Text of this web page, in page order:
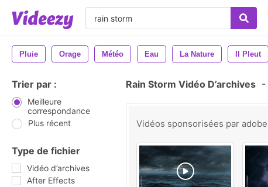
Pluie Orage Météo Eau La Nature Il Pleut
Trier par :
Meilleure
correspondance
Plus récent
Type de fichier
Vidéo d’archives
After Effects
Rain Storm Vidéo D’archives -
Vidéos sponsorisées par adobe